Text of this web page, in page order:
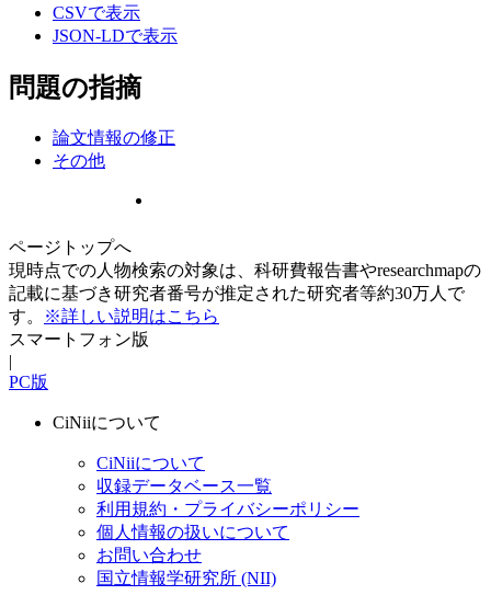
CSVで表示
JSON-LDで表示
問題の指摘
論文情報の修正
その他
ページトップへ
現時点での人物検索の対象は、科研費報告書やresearchmapの
記載に基づき研究者番号が推定された研究者等約30万人で
す。
※詳しい説明はこちら
スマートフォン版
|
PC版
CiNiiについて
CiNiiについて
収録データベース一覧
利用規約・プライバシーポリシー
個人情報の扱いについて
お問い合わせ
国立情報学研究所 (NII)